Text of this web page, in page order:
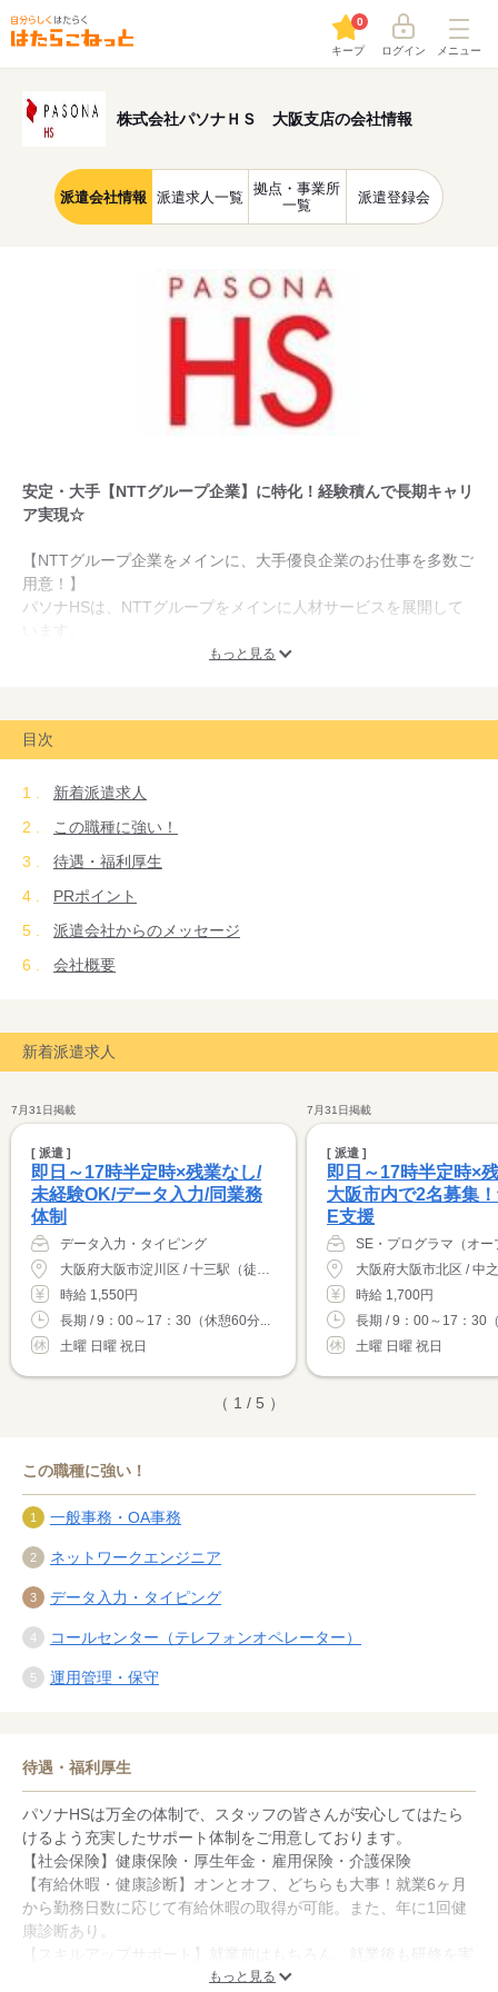
キープ
0
ログイン メニュー
株式会社パソナＨＳ 大阪支店の会社情報
派遣会社情報 派遣求人一覧
拠点・事業所
一覧
派遣登録会
安定・大手【NTTグループ企業】に特化！経験積んで長期キャリ
ア実現☆
【NTTグループ企業をメインに、大手優良企業のお仕事を多数ご
用意！】
パソナHSは、NTTグループをメインに人材サービスを展開して
NTTならではのネットワーク・IT系のお仕事はもちろんのこと、
未経験OKなお仕事もあります。就業中の方には、キャリア支援
制度も充実！
設けてはたらく皆さんのキャリアアップを支援しています。
もっと見る
目次
新着派遣求人
この職種に強い！
待遇・福利厚生
PRポイント
派遣会社からのメッセージ
会社概要
新着派遣求人
7月31日掲載
[ 派遣 ]
即日～17時半定時×残業なし/
未経験OK/データ入力/同業務
体制
データ入力・タイピング
大阪府大阪市淀川区 / 十三駅（徒歩8分）
時給 1,550円
長期 / 9：00～17：30（休憩60分...
土曜 日曜 祝日
7月31日掲載
[ 派遣 ]
即日～17時半定時×
大阪市内で2名募集
E支援
SE・プログラマ（オー
時給 1,700円
長期 / 9：00～17：30
土曜 日曜 祝日
（ 1 / 5 ）
この職種に強い！
一般事務・OA事務
ネットワークエンジニア
データ入力・タイピング
コールセンター（テレフォンオペレーター）
運用管理・保守
待遇・福利厚生
パソナHSは万全の体制で、スタッフの皆さんが安心してはたら
けるよう充実したサポート体制をご用意しております。
【社会保険】健康保険・厚生年金・雇用保険・介護保険
【有給休暇・健康診断】オンとオフ、どちらも大事！就業6ヶ月
から勤務日数に応じて有給休暇の取得が可能。また、年に1回健
康診断あり。
施。CCNA・CCNP・MCP・MCEなどの資格取得補助金制度や検
もっと見る